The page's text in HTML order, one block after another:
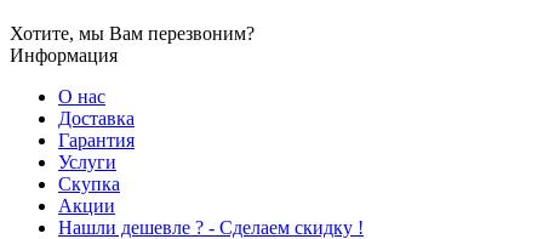
Хотите, мы Вам перезвоним?
Информация
О нас
Доставка
Гарантия
Услуги
Скупка
Акции
Hашли дешевле ? - Сделаем скидку !